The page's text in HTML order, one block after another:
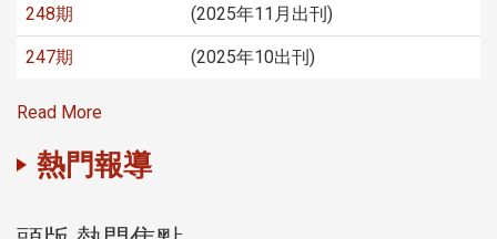
248期 (2025年11月出刊)
247期 (2025年10出刊)
Read More
熱門報導